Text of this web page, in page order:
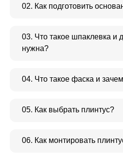
02. Как подготовить
03. Что такое шпаклевка и
нужна?
04. Что такое фаска и
05. Как выбрать плинтус?
06. Как монтировать